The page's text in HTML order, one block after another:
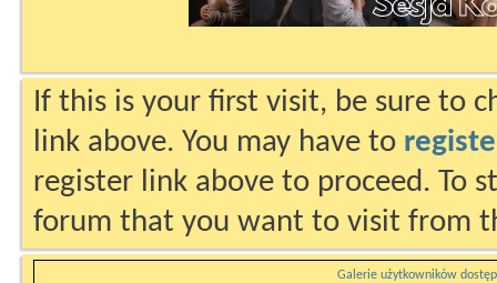
If this is your first visit, be sure to
link above. You may have to
register link above to proceed. To
forum that you want to visit from
Galerie użytkowników